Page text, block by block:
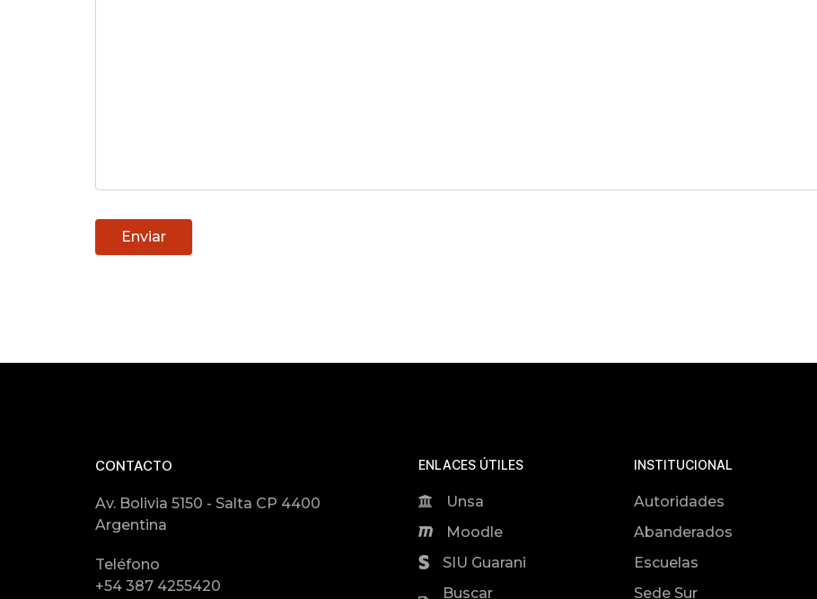
Enviar
CONTACTO
Av. Bolivia 5150 - Salta CP 4400
Argentina
Teléfono
+54 387 4255420
ENLACES ÚTILES
Unsa
Moodle
SIU Guarani
Buscar
INSTITUCIONAL
Autoridades
Abanderados
Escuelas
Sede Sur